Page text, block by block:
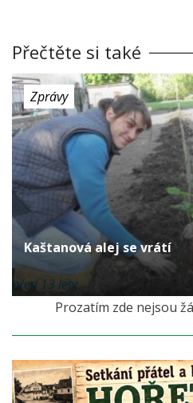
Přečtěte si také
Zprávy
Kaštanová alej se vrátí
před 13 lety
Prozatím zde nejsou